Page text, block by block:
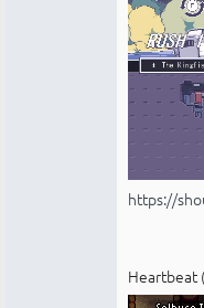
https://
Heartbeat